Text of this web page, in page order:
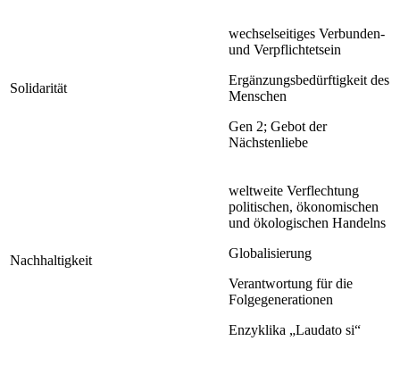
Solidarität
wechselseitiges Verbunden-
und Verpflichtetsein
Ergänzungsbedürftigkeit des
Menschen
Gen 2; Gebot der
Nächstenliebe
Nachhaltigkeit
weltweite Verflechtung
politischen, ökonomischen
und ökologischen Handelns
Globalisierung
Verantwortung für die
Folgegenerationen
Enzyklika „Laudato si“